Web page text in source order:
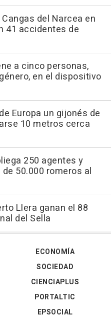
del Narcea en
41 accidentes de
a cinco personas,
en el dispositivo
Europa un gijonés de
10 metros cerca
250 agentes y
50.000 romeros al
Llera ganan el 88
del Sella
ECONOMÍA
SOCIEDAD
CIENCIAPLUS
PORTALTIC
EPSOCIAL